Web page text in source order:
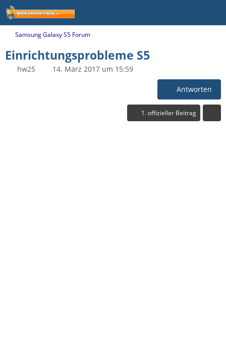
Samsung Galaxy S5 Forum
Einrichtungsprobleme S5
hw25 14. März 2017 um 15:59
Antworten
1. offizieller Beitrag